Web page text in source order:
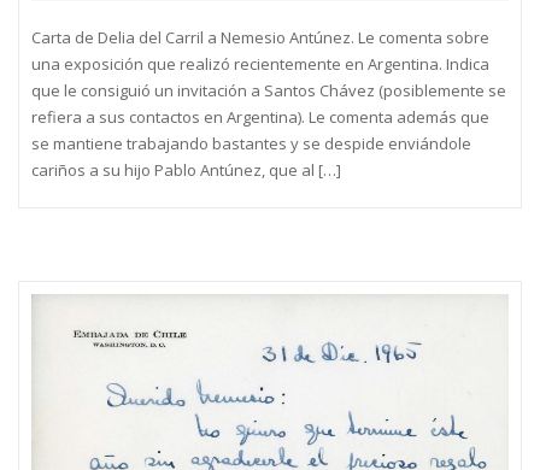
Carta de Delia del Carril a Nemesio Antúnez. Le comenta sobre
una exposición que realizó recientemente en Argentina. Indica
que le consiguió un invitación a Santos Chávez (posiblemente se
refiera a sus contactos en Argentina). Le comenta además que
se mantiene trabajando bastantes y se despide enviándole
cariños a su hijo Pablo Antúnez, que al […]